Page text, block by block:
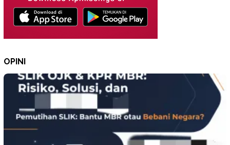
OPINI